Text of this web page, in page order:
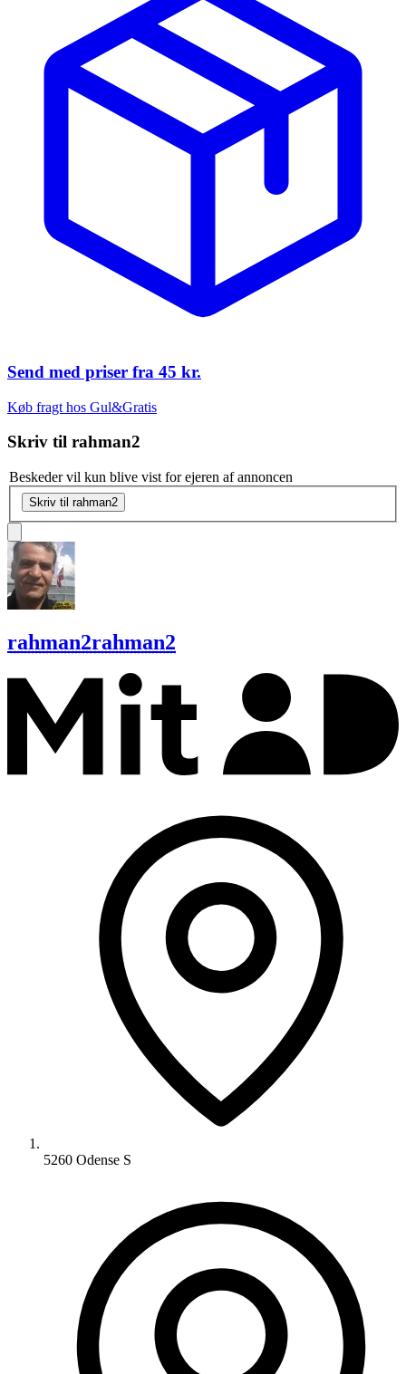
Send med priser fra 45 kr.
Køb fragt hos Gul&Gratis
Skriv til rahman2
Beskeder vil kun blive vist for ejeren af annoncen
Skriv til rahman2
rahman2rahman2
5260 Odense S